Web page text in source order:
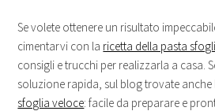
Se volete ottenere un risultato
cimentarvi con la ricetta della pasta
consigli e trucchi per realizzarla a casa.
soluzione rapida, sul blog trovate anche
sfoglia veloce: facile da preparare e